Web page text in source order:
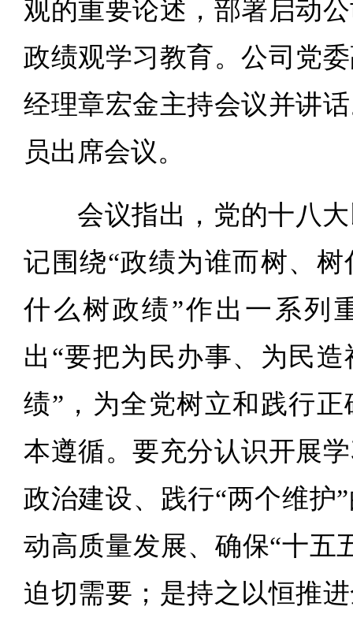
观的重要论述，部署启动
政绩观学习教育。公司党
经理章宏金主持会议并讲
员出席会议。
会议指出，党的十八
记围绕“政绩为谁而树、
什么树政绩”作出一系列
出“要把为民办事、为民
绩”，为全党树立和践行
本遵循。要充分认识开展
政治建设、践行“两个维护
动高质量发展、确保“十五
迫切需要；是持之以恒推